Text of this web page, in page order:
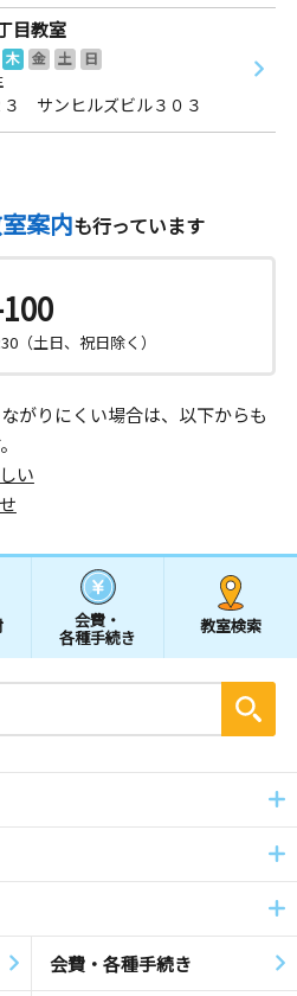
目教室
木 金 土
日
３ サンヒルズビル３０３
案内も行っています
（土日、祝日除く）
がりにくい場合は、以下からも
い
会費・
各種手続き
教室検索
会費・各種手続き